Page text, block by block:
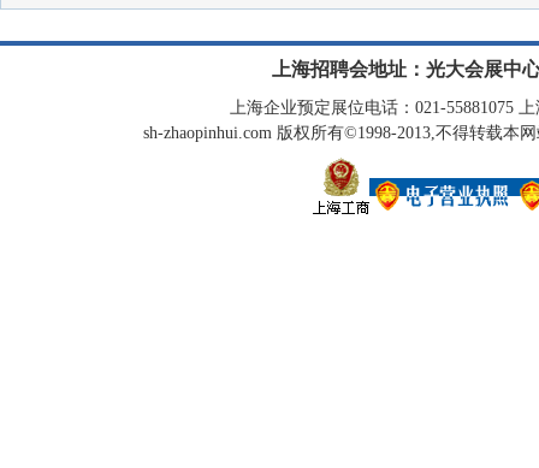
上海招聘会地址：光大会展中
上海企业预定展位电话：021-55881075
sh-zhaopinhui.com 版权所有©1998-2013,不得转载本